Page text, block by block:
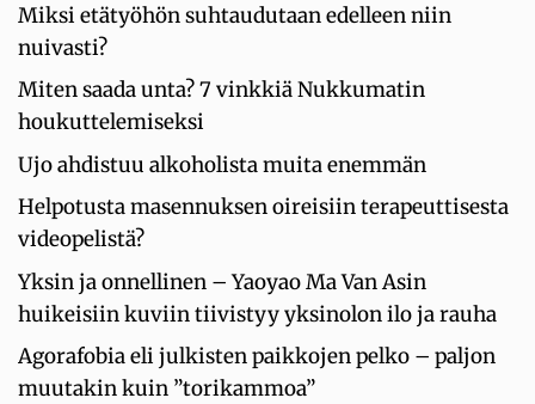
Miksi etätyöhön suhtaudutaan edelleen niin
nuivasti?
Miten saada unta? 7 vinkkiä Nukkumatin
houkuttelemiseksi
Ujo ahdistuu alkoholista muita enemmän
Helpotusta masennuksen oireisiin terapeuttisesta
videopelistä?
Yksin ja onnellinen – Yaoyao Ma Van Asin
huikeisiin kuviin tiivistyy yksinolon ilo ja rauha
Agorafobia eli julkisten paikkojen pelko – paljon
muutakin kuin ”torikammoa”